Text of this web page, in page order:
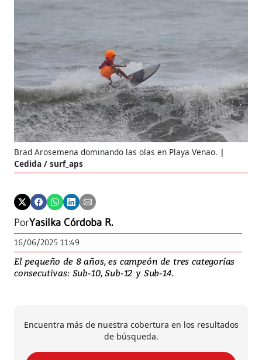
Brad Arosemena dominando las olas en Playa Venao.
Cedida / surf_aps
PorYasilka Córdoba R.
16/06/2025 11:49
El pequeño de 8 años, es campeón de tres categorías
consecutivas: Sub-10, Sub-12 y Sub-14.
Encuentra más de nuestra cobertura en los resultados
de búsqueda.